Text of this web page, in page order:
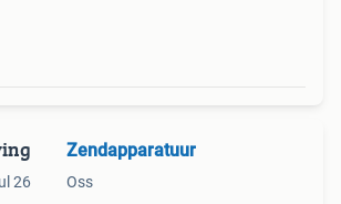
26
Zendapparatuur
Oss